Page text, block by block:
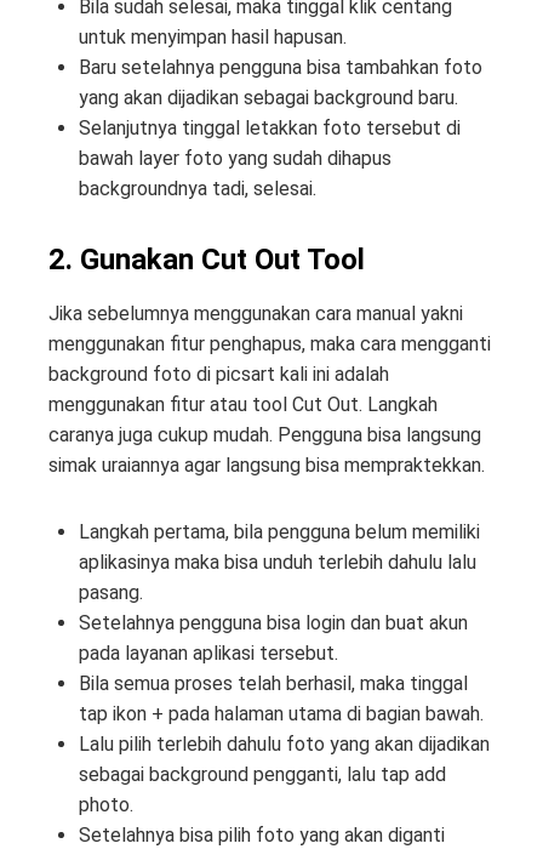
Bila sudah selesai, maka tinggal klik centang
untuk menyimpan hasil hapusan.
Baru setelahnya pengguna bisa tambahkan foto
yang akan dijadikan sebagai background baru.
Selanjutnya tinggal letakkan foto tersebut di
bawah layer foto yang sudah dihapus
backgroundnya tadi, selesai.
2. Gunakan Cut Out Tool
Jika sebelumnya menggunakan cara manual yakni
menggunakan fitur penghapus, maka cara mengganti
background foto di picsart kali ini adalah
menggunakan fitur atau tool Cut Out. Langkah
caranya juga cukup mudah. Pengguna bisa langsung
simak uraiannya agar langsung bisa mempraktekkan.
Langkah pertama, bila pengguna belum memiliki
aplikasinya maka bisa unduh terlebih dahulu lalu
pasang.
Setelahnya pengguna bisa login dan buat akun
pada layanan aplikasi tersebut.
Bila semua proses telah berhasil, maka tinggal
tap ikon + pada halaman utama di bagian bawah.
Lalu pilih terlebih dahulu foto yang akan dijadikan
sebagai background pengganti, lalu tap add
photo.
Setelahnya bisa pilih foto yang akan diganti